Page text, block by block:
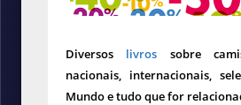
Diversos livros sobre
nacionais, internacionais,
Mundo e tudo que for